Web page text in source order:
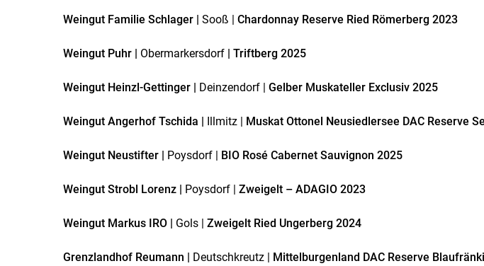
Weingut Familie Schlager | Sooß | Chardonnay Reserve Ried Römerberg 2023
Weingut Puhr | Obermarkersdorf | Triftberg 2025
Weingut Heinzl-Gettinger | Deinzendorf | Gelber Muskateller Exclusiv 2025
Weingut Angerhof Tschida | Illmitz | Muskat Ottonel Neusiedlersee DAC Reserve
Weingut Neustifter | Poysdorf | BIO Rosé Cabernet Sauvignon 2025
Weingut Strobl Lorenz | Poysdorf | Zweigelt – ADAGIO 2023
Weingut Markus IRO | Gols | Zweigelt Ried Ungerberg 2024
Grenzlandhof Reumann | Deutschkreutz | Mittelburgenland DAC Reserve